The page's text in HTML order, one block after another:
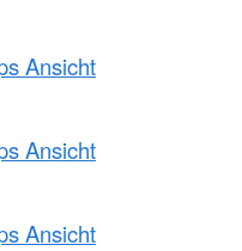
Ansicht
Ansicht
Ansicht